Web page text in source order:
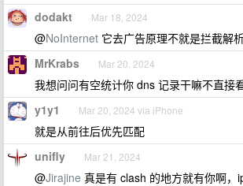
dodakt Mar 18, 2024
@NoInternet 它去广告原理不就是拦截解
MrKrabs Mar 20, 2024
我想问问有空统计你 dns 记录干嘛不直接
y1y1 Mar 20, 2024 via iPhone
就是从前往后优先匹配
unifly Mar 21, 2024
@Jirajine 真是有 clash 的地方就有你啊，